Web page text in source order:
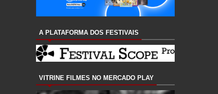
A PLATAFORMA DOS FESTIVAIS
VITRINE FILMES NO MERCADO PLAY